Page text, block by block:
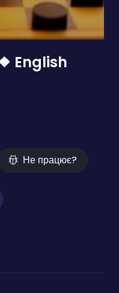
English
Не працює?